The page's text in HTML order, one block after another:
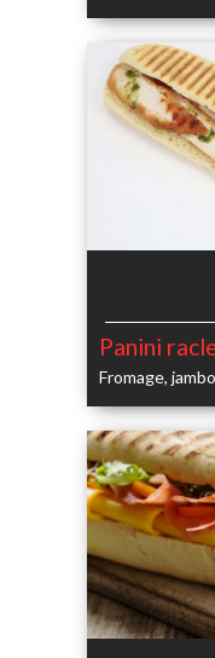
Panini
Fromage,